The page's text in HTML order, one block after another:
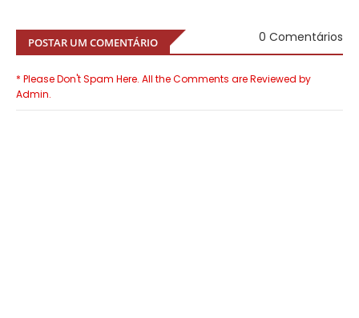
POSTAR UM COMENTÁRIO 0 Comentários
* Please Don't Spam Here. All the Comments are Reviewed by
Admin.